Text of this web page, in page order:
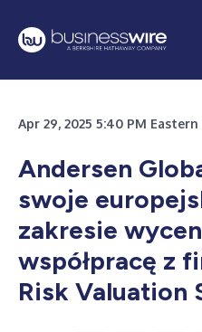
Apr 29, 2025 5:40 PM
Andersen
swoje
zakresie
współpracę z
Risk Valuation